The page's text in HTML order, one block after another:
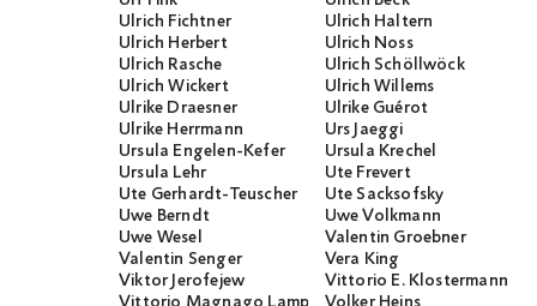
Ulrich Fichtner
Ulrich Haltern
Ulrich Herbert
Ulrich Noss
Ulrich Rasche
Ulrich Schöllwöck
Ulrich Wickert
Ulrich Willems
Ulrike Draesner
Ulrike Guérot
Ulrike Herrmann
Urs Jaeggi
Ursula Engelen-Kefer
Ursula Krechel
Ursula Lehr
Ute Frevert
Ute Gerhardt-Teuscher
Ute Sacksofsky
Uwe Berndt
Uwe Volkmann
Uwe Wesel
Valentin Groebner
Valentin Senger
Vera King
Viktor Jerofejew
Vittorio E. Klostermann